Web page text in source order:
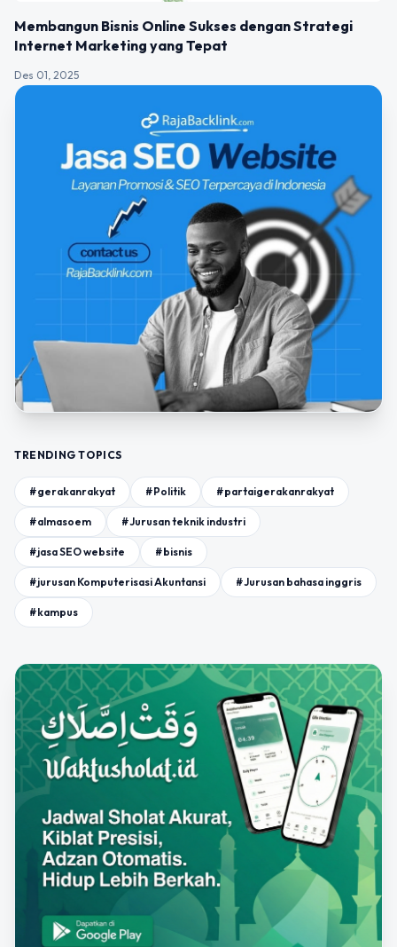
Membangun Bisnis Online Sukses dengan Strategi
Internet Marketing yang Tepat
Des 01, 2025
TRENDING TOPICS
#gerakanrakyat #Politik #partaigerakanrakyat
#almasoem #Jurusan teknik industri
#jasa SEO website #bisnis
#jurusan Komputerisasi Akuntansi #Jurusan bahasa inggris
#kampus